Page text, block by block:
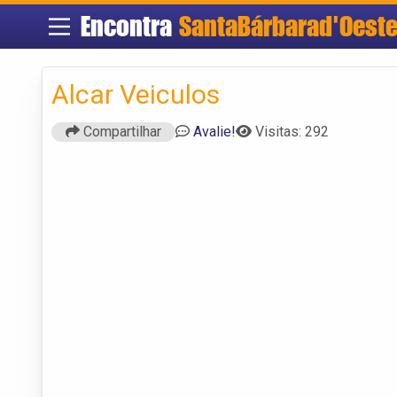
Encontra SantaBárbarad'Oeste
Alcar Veiculos
Compartilhar Avalie! Visitas: 292